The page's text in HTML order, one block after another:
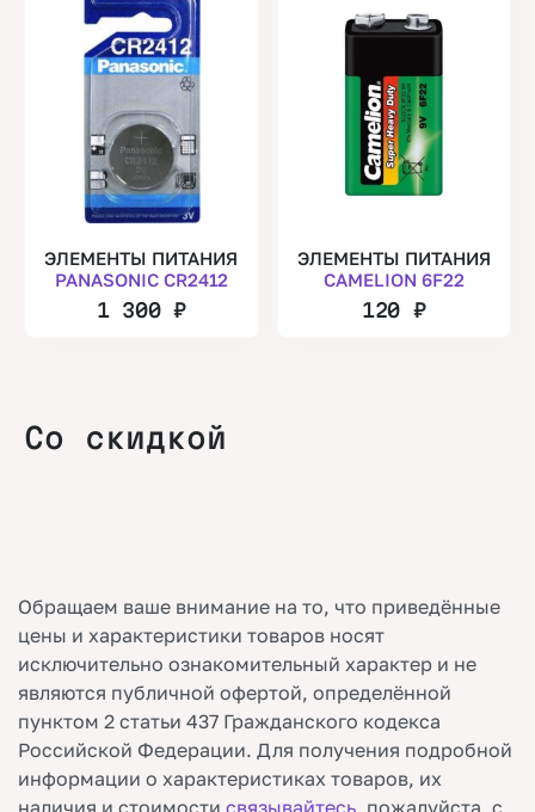
ЭЛЕМЕНТЫ ПИТАНИЯ
PANASONIC CR2412
1 300 ₽
ЭЛЕМЕНТЫ ПИТАНИЯ
CAMELION 6F22
120 ₽
Со скидкой
Обращаем ваше внимание на то, что приведённые
цены и характеристики товаров носят
исключительно ознакомительный характер и не
являются публичной офертой, определённой
пунктом 2 статьи 437 Гражданского кодекса
Российской Федерации. Для получения подробной
информации о характеристиках товаров, их
наличия и стоимости связывайтесь , пожалуйста, с